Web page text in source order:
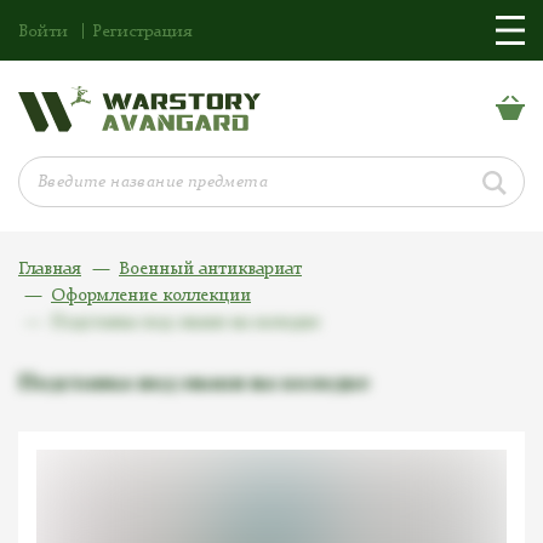
Войти Регистрация
Главная
Военный антиквариат
Оформление коллекции
Подставка под знаки на колодке